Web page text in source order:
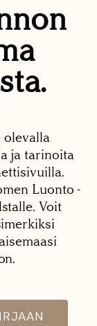
olevalla
ja tarinoita
Luonto -
Voit